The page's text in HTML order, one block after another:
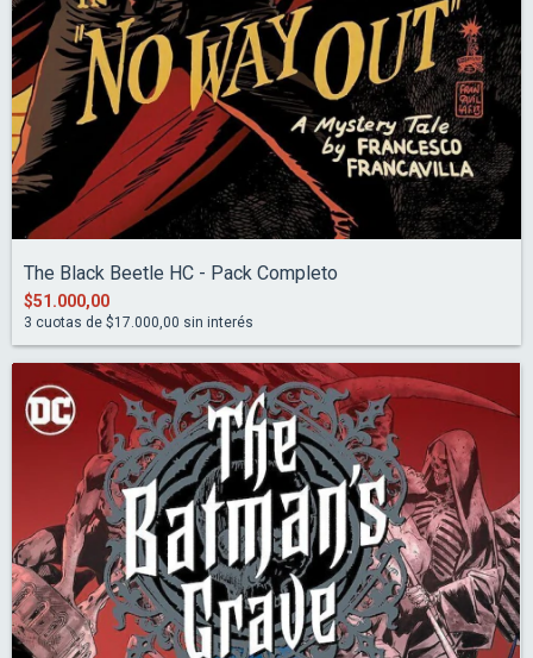
The Black Beetle HC - Pack Completo
$51.000,00
3 cuotas de $17.000,00 sin interés